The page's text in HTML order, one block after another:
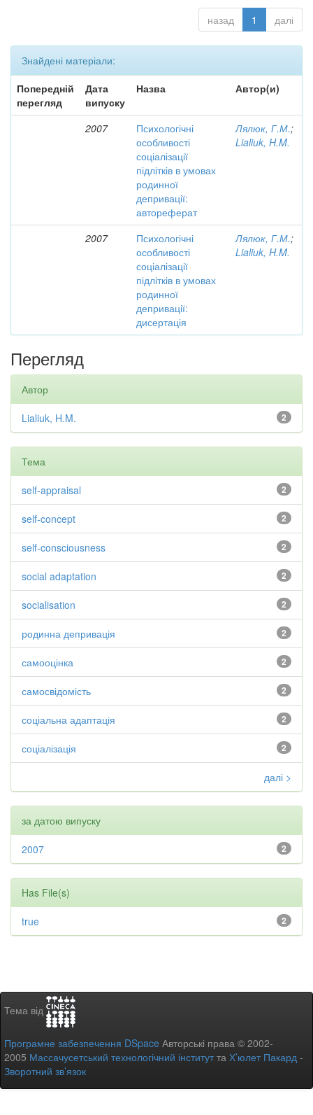
назад 1 далі
Знайдені матеріали:
Попередній
перегляд
Дата
випуску
Назва Автор(и)
2007
Психологічні
особливості
соціалізації
підлітків в умовах
родинної
депривації:
автореферат
Лялюк, Г.М.;
Lialiuk, H.M.
2007
Психологічні
особливості
соціалізації
підлітків в умовах
родинної
депривації:
дисертація
Лялюк, Г.М.;
Lialiuk, H.M.
Перегляд
Автор
2
Lialiuk, H.M.
Тема
2
self-appraisal
2
self-concept
2
self-consciousness
2
social adaptation
2
socialisation
2
родинна депривація
2
самооцінка
2
самосвідомість
2
соціальна адаптація
2
соціалізація
далі >
за датою випуску
2
2007
Has File(s)
2
true
Тема від
Програмне забезпечення DSpace Авторські права © 2002-
2005 Массачусетський технологічний інститутта Х’юлет Пакард -
Зворотний зв’язок